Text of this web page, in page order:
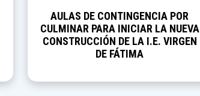
AULAS DE CONTINGENCIA POR
CULMINAR PARA INICIAR LA NUEVA
CONSTRUCCIÓN DE LA I.E. VIRGEN
DE FÁTIMA